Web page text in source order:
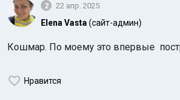
2 22 апр. 2025
Elena Vasta (сайт-админ)
Кошмар. По моему это впервые
Нравится